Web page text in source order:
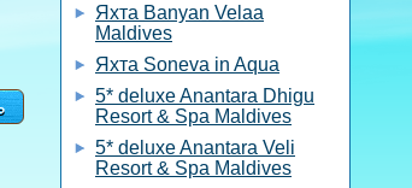
Яхта Banyan Velaa
Maldives
Яхта Soneva in Aqua
5* deluxe Anantara Dhigu
Resort & Spa Maldives
5* deluxe Anantara Veli
Resort & Spa Maldives